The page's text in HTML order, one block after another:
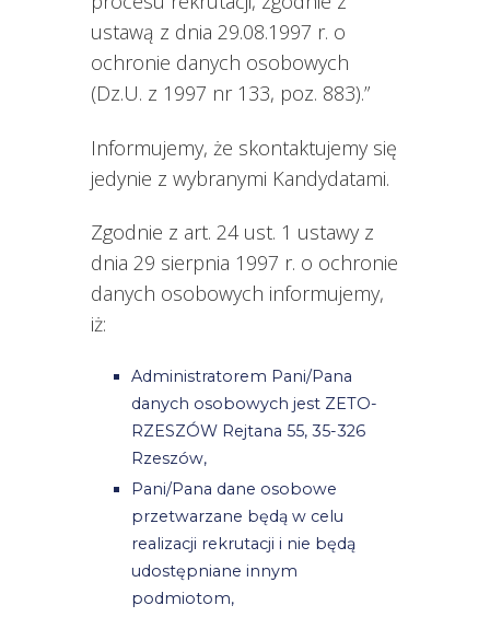
ustawą z dnia 29.08.1997 r. o
ochronie danych osobowych
(Dz.U. z 1997 nr 133, poz. 883).”
Informujemy, że skontaktujemy się
jedynie z wybranymi Kandydatami.
Zgodnie z art. 24 ust. 1 ustawy z
dnia 29 sierpnia 1997 r. o ochronie
danych osobowych informujemy,
iż:
Administratorem Pani/Pana
danych osobowych jest ZETO-
RZESZÓW Rejtana 55, 35-326
Rzeszów,
Pani/Pana dane osobowe
przetwarzane będą w celu
realizacji rekrutacji i nie będą
udostępniane innym
podmiotom,